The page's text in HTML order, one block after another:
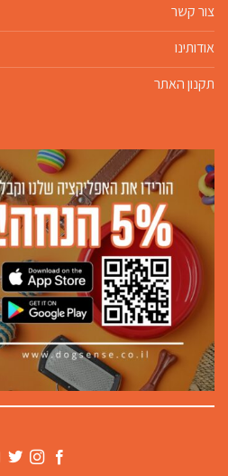
צור קשר
אודותינו
תקנון האתר